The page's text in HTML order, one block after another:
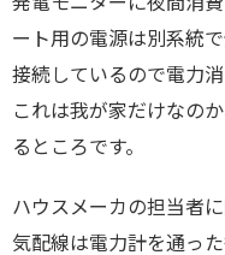
ート用の電源は別系統
接続しているので電力
これは我が家だけなの
るところです。
ハウスメーカの担当者
気配線は電力計を通っ